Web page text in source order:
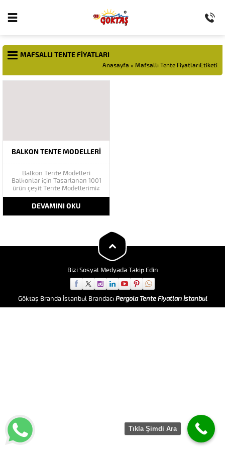
MAFSALLI TENTE FIYATLARI
Anasayfa » Mafsallı Tente FiyatlarıEtiketi
BALKON TENTE MODELLERI
Balkon Tente Modelleri
Balkonlar için Tasarlanan 1001
ürün çeşit Tente Modellerimiz
Kesinlikle Su geçirmez tente
kumaşı ve ışık almaz özelliğini
taşır bu sayede sizlerde
istenilen renk ve modellerimizi
genelde adından da anlaşılacağı
üzere balkonlar için...
DEVAMINI OKU
Bizi Sosyal Medyada Takip Edin
Göktaş Branda İstanbul Brandacı Pergola Tente Fiyatları İstanbul
Tıkla Şimdi Ara